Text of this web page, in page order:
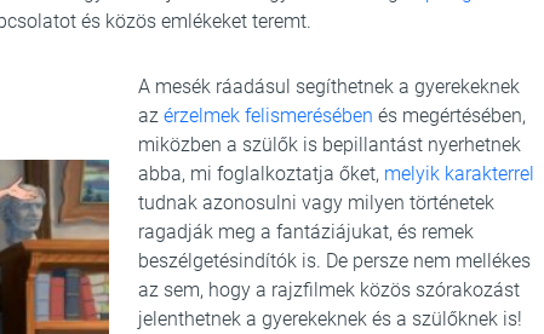
és közös emlékeket teremt.
A mesék ráadásul segíthetnek a gyerekeknek
az érzelmek felismerésében és megértésében,
miközben a szülők is bepillantást nyerhetnek
abba, mi foglalkoztatja őket, melyik karakterrel
tudnak azonosulni vagy milyen történetek
ragadják meg a fantáziájukat, és remek
beszélgetésindítók is. De persze nem mellékes
az sem, hogy a rajzfilmek közös szórakozást
jelenthetnek a gyerekeknek és a szülőknek is!